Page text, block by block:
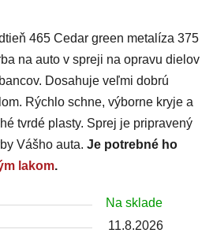
465 Cedar green metalíza 375
na auto v spreji na opravu dielov
Dosahuje veľmi dobrú
Rýchlo schne, výborne kryje a
tvrdé plasty. Sprej je pripravený
Vášho auta. Je potrebné ho
lakom.
Na sklade
11.8.2026